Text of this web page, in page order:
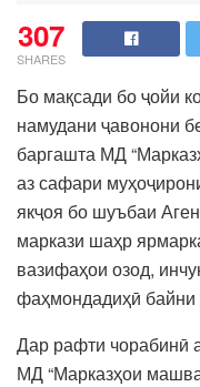
307
SHARES
Бо мақсади бо ҷойи
намудани ҷавонони
баргашта МД
аз сафари
якҷоя бо шуъбаи
маркази шаҳр
вазифаҳои озод,
фаҳмондадиҳӣ байни
Дар рафти чорабинӣ
МД “Марказҳои